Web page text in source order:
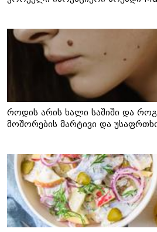
როდის არის ხალი საშიში და
მოშორების მარტივი და